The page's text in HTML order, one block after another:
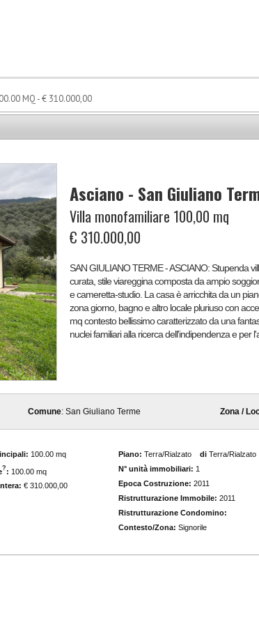
MQ - € 310.000,00
Asciano - San Giuliano
Villa monofamiliare 100,00 mq
€ 310.000,00
SAN GIULIANO TERME - ASCIANO: Stupenda villetta di recente costruzione perfettamente mantenuta e
curata, stile viareggina composta da ampio
e cameretta-studio. La casa è arricchita da un
zona giorno, bagno e altro locale pluriuso con
mq contesto bellissimo caratterizzato da una
nuclei familiari alla ricerca dell'indipendenza e per
Comune: San Giuliano Terme Zona /
100.00 mq
? : 100.00 mq
€ 310.000,00
Piano: Terra/Rialzatodi Terra/Rialzato
N° unità immobiliari: 1
Epoca Costruzione: 2011
Ristrutturazione Immobile: 2011
Ristrutturazione Condomino:
Contesto/Zona: Signorile